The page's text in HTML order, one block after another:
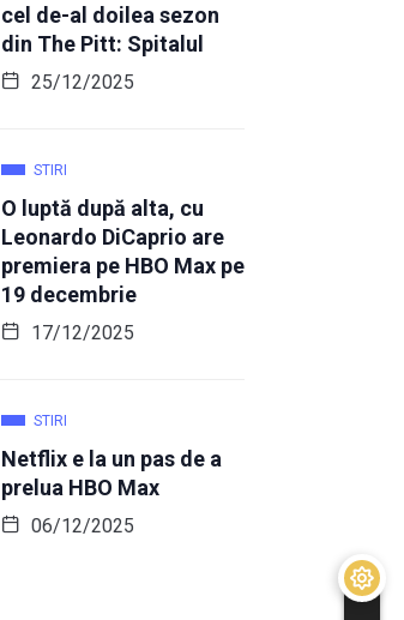
cel de-al doilea sezon
din The Pitt: Spitalul
25/12/2025
STIRI
O luptă după alta, cu
Leonardo DiCaprio are
premiera pe HBO Max pe
19 decembrie
17/12/2025
STIRI
Netflix e la un pas de a
prelua HBO Max
06/12/2025